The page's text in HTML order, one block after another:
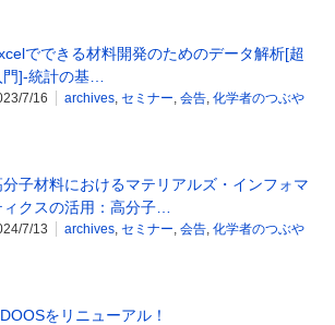
でできる材料開発のためのデータ解析[超
門]-統計の基…
7/16 archives セミナー 会告 化学者のつぶや
分子材料におけるマテリアルズ・インフォマ
ィクスの活用：高分子…
7/13 archives セミナー 会告 化学者のつぶや
をリニューアル！